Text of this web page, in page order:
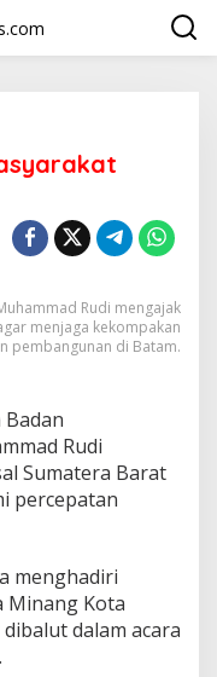
Rudi mengajak
menjaga kekompakan
pembangunan di Batam.
Badan
Rudi
Sumatera Barat
percepatan
menghadiri
Minang Kota
dalam acara